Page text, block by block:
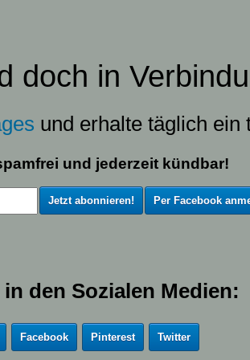
doch in
und erhalte täglich ein
und jederzeit kündbar!
Per Facebook
den Sozialen Medien:
Facebook Pinterest Twitter